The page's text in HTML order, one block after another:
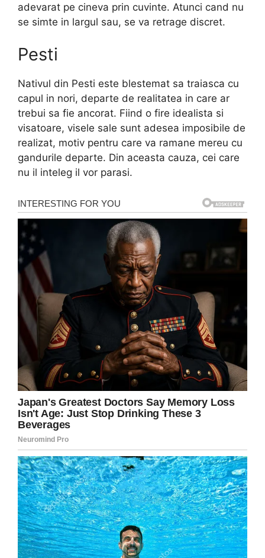
adevarat pe cineva prin cuvinte. Atunci cand nu
se simte in largul sau, se va retrage discret.
Pesti
Nativul din Pesti este blestemat sa traiasca cu
capul in nori, departe de realitatea in care ar
trebui sa fie ancorat. Fiind o fire idealista si
visatoare, visele sale sunt adesea imposibile de
realizat, motiv pentru care va ramane mereu cu
gandurile departe. Din aceasta cauza, cei care
nu il inteleg il vor parasi.